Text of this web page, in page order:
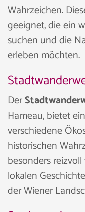
Wahrzeichen.
geeignet, die ein
suchen und die
erleben möchten.
Der
Hameau, bietet
verschiedene
historischen
besonders
lokalen
der Wiener